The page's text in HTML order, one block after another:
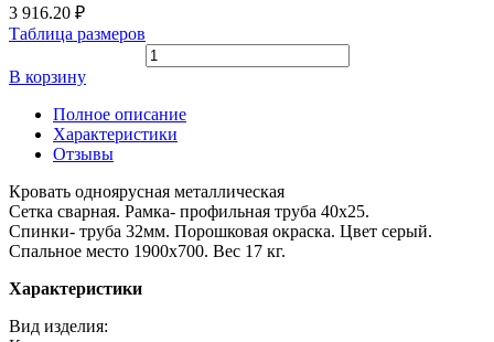
3 916.20 ₽
Таблица размеров
В корзину
Полное описание
Характеристики
Отзывы
Кровать одноярусная металлическая
Сетка сварная. Рамка- профильная труба 40х25.
Спинки- труба 32мм. Порошковая окраска. Цвет серый.
Спальное место 1900х700. Вес 17 кг.
Характеристики
Вид изделия: